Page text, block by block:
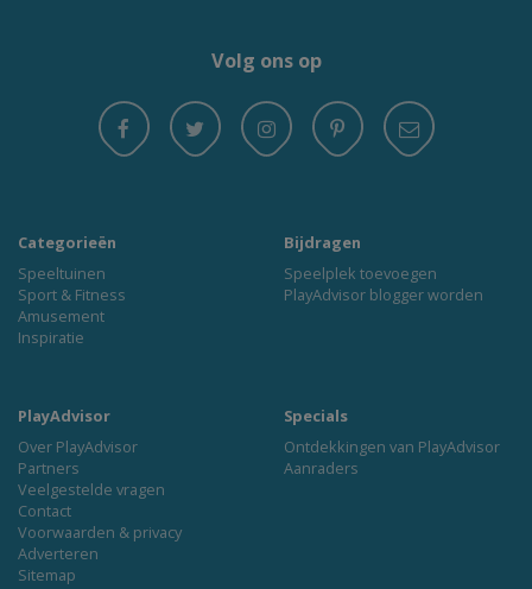
Volg ons op
Categorieën
Speeltuinen
Sport & Fitness
Amusement
Inspiratie
Bijdragen
Speelplek toevoegen
PlayAdvisor blogger worden
PlayAdvisor
Over PlayAdvisor
Partners
Veelgestelde vragen
Contact
Voorwaarden & privacy
Adverteren
Sitemap
Specials
Ontdekkingen van PlayAdvisor
Aanraders